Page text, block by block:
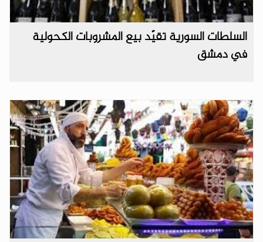
السلطات السورية تقيّد بيع المشروبات الكحولية
في دمشق